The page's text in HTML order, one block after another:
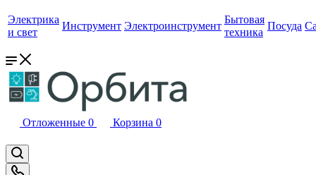
Электрика
и свет
Инструмент Электроинструмент
Бытовая
техника
Посуда
Отложенные 0 Корзина 0